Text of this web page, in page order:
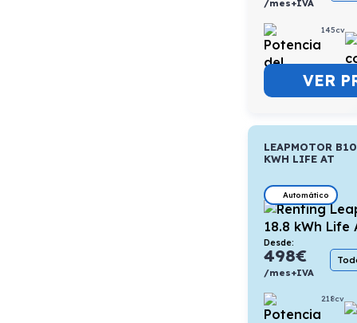
/mes+IVA
145cv
VER
LEAPMOTOR
KWH LIFE AT
Automático
Desde:
498€
/mes+IVA
218cv